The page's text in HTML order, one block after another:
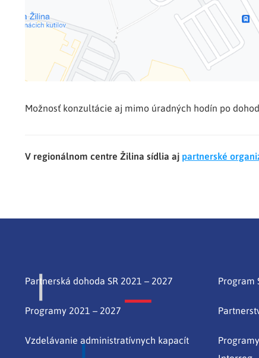
Možnosť konzultácie aj mimo úradných hodín po
V regionálnom centre Žilina sídlia aj partnerské
Partnerská dohoda SR 2021 – 2027
Programy 2021 – 2027
Vzdelávanie administratívnych kapacít
Program